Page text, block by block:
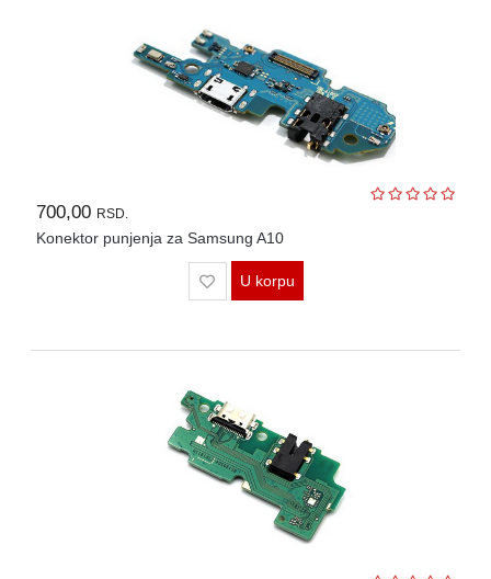
700,00 RSD.
Konektor punjenja za Samsung A10
U korpu